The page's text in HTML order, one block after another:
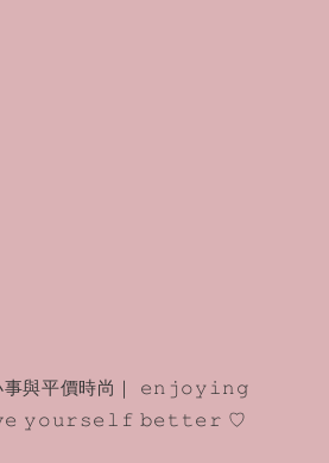
事與平價時尚｜ 𝚎𝚗𝚓𝚘𝚢𝚒𝚗𝚐
𝚢𝚘𝚞𝚛𝚜𝚎𝚕𝚏 𝚋𝚎𝚝𝚝𝚎𝚛 ♡